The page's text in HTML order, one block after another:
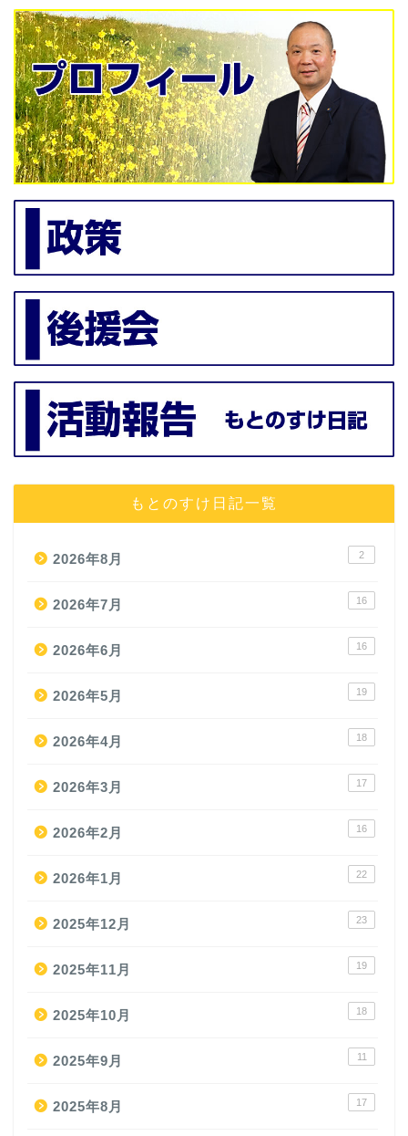
もとのすけ日記一覧
2026年8月 2
2026年7月 16
2026年6月 16
2026年5月 19
2026年4月 18
2026年3月 17
2026年2月 16
2026年1月 22
2025年12月 23
2025年11月 19
2025年10月 18
2025年9月 11
2025年8月 17